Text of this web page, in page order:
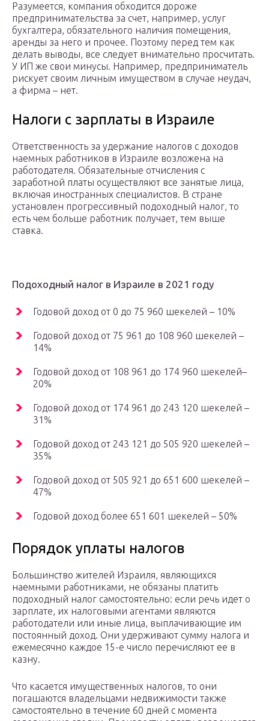
Разумеется, компания обходится дороже
предпринимательства за счет, например, услуг
бухгалтера, обязательного наличия помещения,
аренды за него и прочее. Поэтому перед тем как
делать выводы, все следует внимательно просчитать.
У ИП же свои минусы. Например, предприниматель
рискует своим личным имуществом в случае неудач,
а фирма – нет.
Налоги с зарплаты в Израиле
Ответственность за удержание налогов с доходов
наемных работников в Израиле возложена на
работодателя. Обязательные отчисления с
заработной платы осуществляют все занятые лица,
включая иностранных специалистов. В стране
установлен прогрессивный подоходный налог, то
есть чем больше работник получает, тем выше
ставка.
Подоходный налог в Израиле в 2021 году
Годовой доход от 0 до 75 960 шекелей – 10%
Годовой доход от 75 961 до 108 960 шекелей –
14%
Годовой доход от 108 961 до 174 960 шекелей–
20%
Годовой доход от 174 961 до 243 120 шекелей –
31%
Годовой доход от 243 121 до 505 920 шекелей –
35%
Годовой доход от 505 921 до 651 600 шекелей –
47%
Годовой доход более 651 601 шекелей – 50%
Порядок уплаты налогов
Большинство жителей Израиля, являющихся
наемными работниками, не обязаны платить
подоходный налог самостоятельно: если речь идет о
зарплате, их налоговыми агентами являются
работодатели или иные лица, выплачивающие им
постоянный доход. Они удерживают сумму налога и
ежемесячно каждое 15-е число перечисляют ее в
казну.
Что касается имущественных налогов, то они
погашаются владельцами недвижимости также
самостоятельно в течение 60 дней с момента